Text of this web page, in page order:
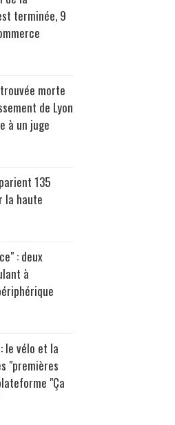
terminée, 9
morte
de Lyon
à un juge
135
la haute
: deux
à
le vélo et la
"premières
"Ça